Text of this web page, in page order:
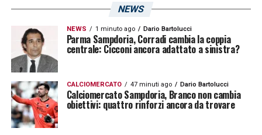
NEWS
NEWS 1 minuto ago Dario Bartolucci
Parma Sampdoria, Corradi cambia la coppia
centrale: Cicconi ancora adattato a sinistra?
CALCIOMERCATO 47 minuti ago Dario Bartolucci
Calciomercato Sampdoria, Branco non cambia
obiettivi: quattro rinforzi ancora da trovare